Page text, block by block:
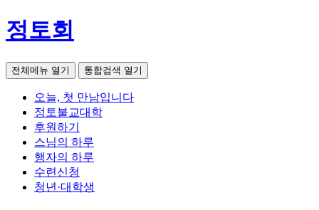
정토회
전체메뉴 열기 통합검색 열기
오늘, 첫 만남입니다
정토불교대학
후원하기
스님의 하루
행자의 하루
수련신청
청년·대학생